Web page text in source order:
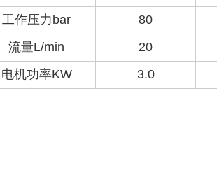
工作压力bar
80
流量L/min
20
电机功率KW
3.0